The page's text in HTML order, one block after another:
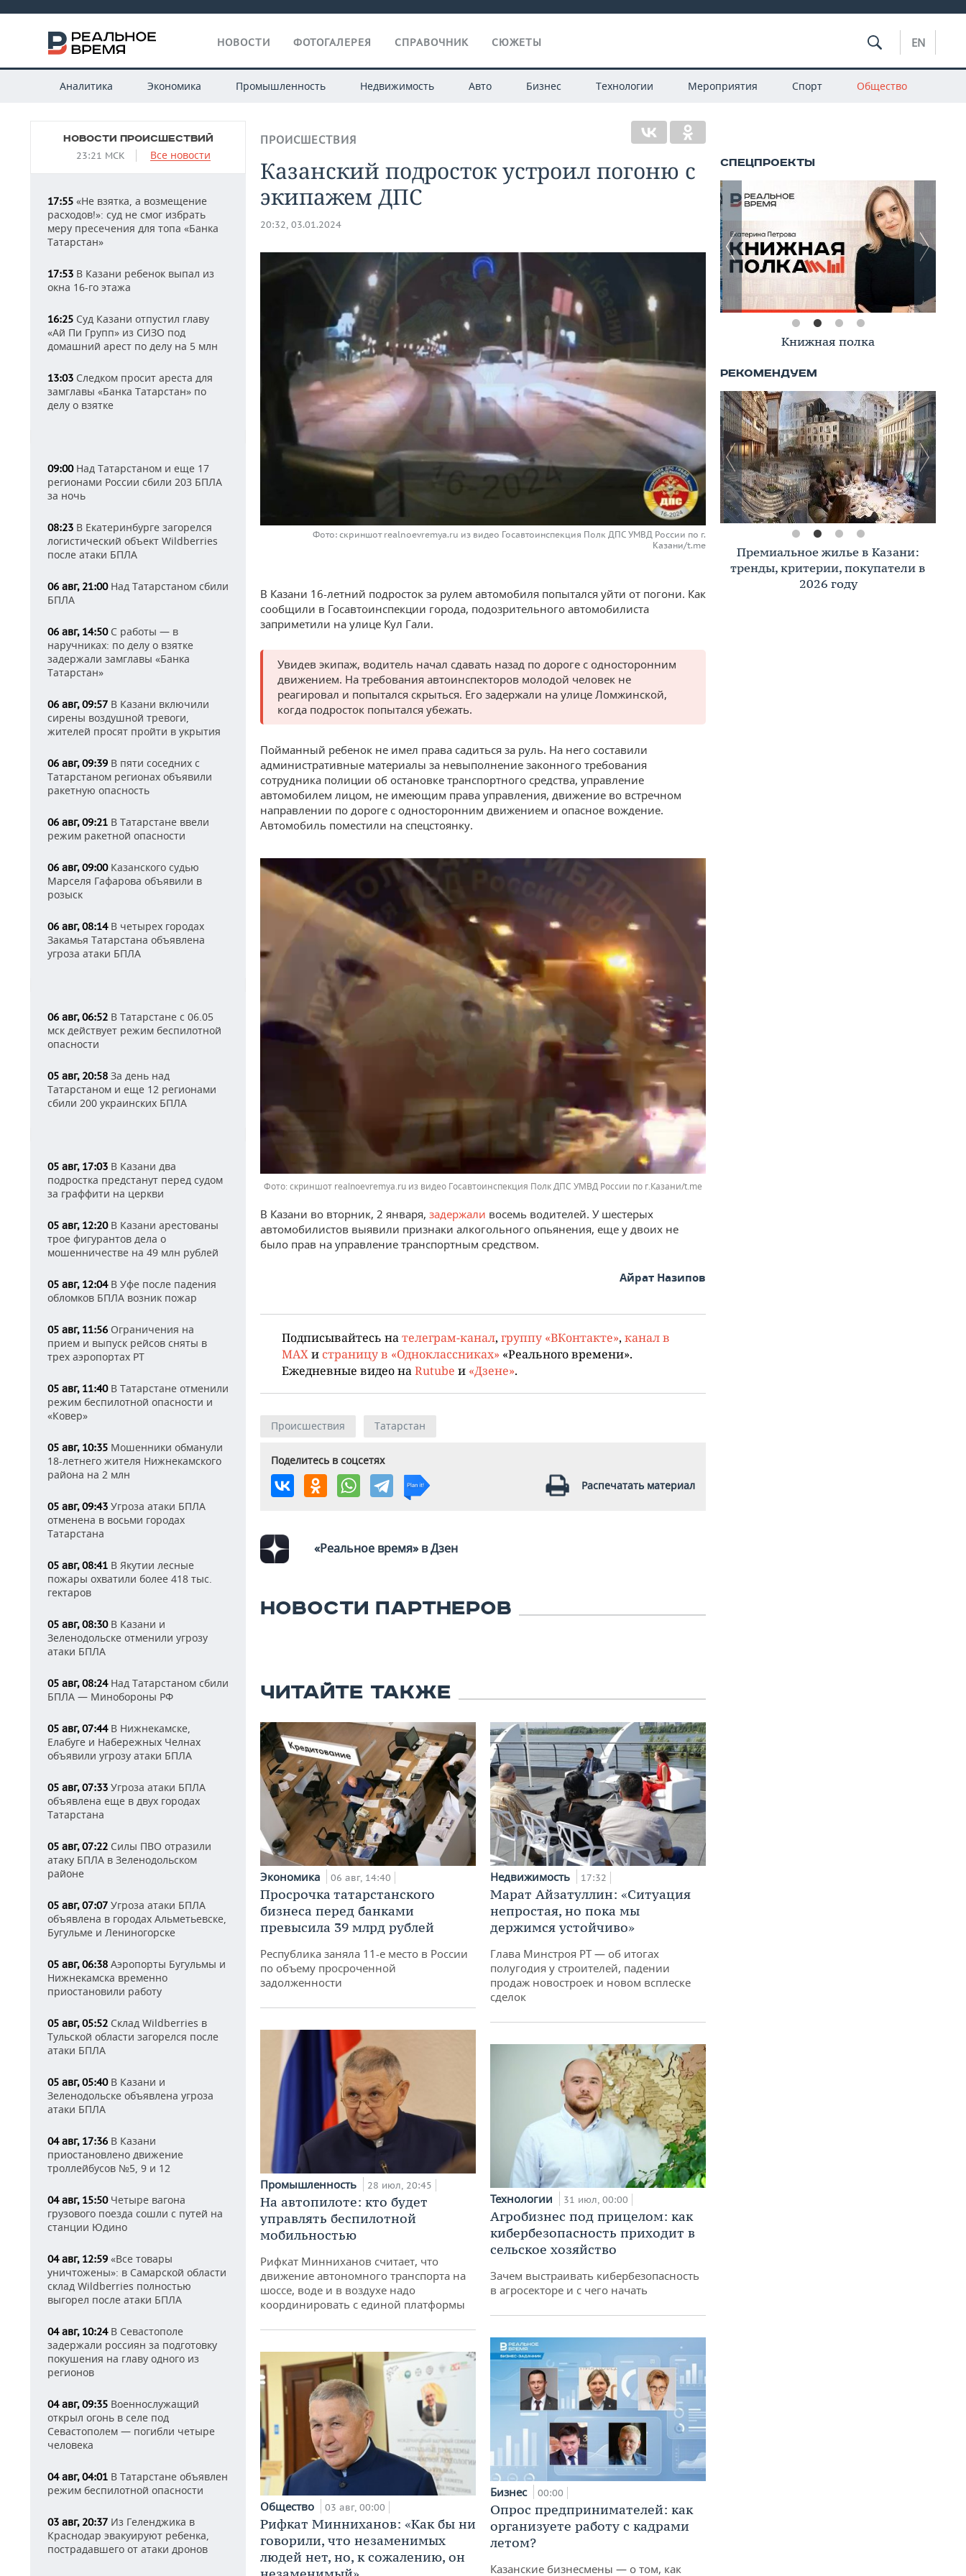
НОВОСТИ ФОТОГАЛЕРЕЯ СПРАВОЧНИК СЮЖЕТЫ EN
Аналитика Экономика Промышленность Недвижимость Авто Бизнес Технологии Мероприятия Спорт Общество
НОВОСТИ ПРОИСШЕСТВИЙ
23:21 МСК Все новости
17:55 «Не взятка, а возмещение
расходов!»: суд не смог избрать
меру пресечения для топа «Банка
Татарстан»
17:53 В Казани ребенок выпал из
окна 16-го этажа
16:25 Суд Казани отпустил главу
«Ай Пи Групп» из СИЗО под
домашний арест по делу на 5 млн
13:03 Следком просит ареста для
замглавы «Банка Татарстан» по
делу о взятке
09:00Над Татарстаном и еще 17
регионами России сбили 203 БПЛА
за ночь
08:23 В Екатеринбурге загорелся
логистический объект Wildberries
после атаки БПЛА
06 авг, 21:00Над Татарстаном сбили
БПЛА
06 авг, 14:50С работы — в
наручниках: по делу о взятке
задержали замглавы «Банка
Татарстан»
06 авг, 09:57 В Казани включили
сирены воздушной тревоги,
жителей просят пройти в укрытия
06 авг, 09:39 В пяти соседних с
Татарстаном регионах объявили
ракетную опасность
06 авг, 09:21 В Татарстане ввели
режим ракетной опасности
06 авг, 09:00Казанского судью
Марселя Гафарова объявили в
розыск
06 авг, 08:14В четырех городах
Закамья Татарстана объявлена
угроза атаки БПЛА
06 авг, 06:52 В Татарстане с 06.05
мск действует режим беспилотной
опасности
05 авг, 20:58 За день над
Татарстаном и еще 12 регионами
сбили 200 украинских БПЛА
05 авг, 17:03 В Казани два
подростка предстанут перед судом
за граффити на церкви
05 авг, 12:20В Казани арестованы
трое фигурантов дела о
мошенничестве на 49 млн рублей
05 авг, 12:04В Уфе после падения
обломков БПЛА возник пожар
05 авг, 11:56 Ограничения на
прием и выпуск рейсов сняты в
трех аэропортах РТ
05 авг, 11:40В Татарстане отменили
режим беспилотной опасности и
«Ковер»
05 авг, 10:35 Мошенники обманули
18-летнего жителя Нижнекамского
района на 2 млн
05 авг, 09:43 Угроза атаки БПЛА
отменена в восьми городах
Татарстана
05 авг, 08:41 В Якутии лесные
пожары охватили более 418 тыс.
гектаров
05 авг, 08:30В Казани и
Зеленодольске отменили угрозу
атаки БПЛА
05 авг, 08:24Над Татарстаном сбили
БПЛА — Минобороны РФ
05 авг, 07:44В Нижнекамске,
Елабуге и Набережных Челнах
объявили угрозу атаки БПЛА
05 авг, 07:33 Угроза атаки БПЛА
объявлена еще в двух городах
Татарстана
05 авг, 07:22 Силы ПВО отразили
атаку БПЛА в Зеленодольском
районе
05 авг, 07:07 Угроза атаки БПЛА
объявлена в городах Альметьевске,
Бугульме и Лениногорске
05 авг, 06:38 Аэропорты Бугульмы и
Нижнекамска временно
приостановили работу
05 авг, 05:52 Склад Wildberries в
Тульской области загорелся после
атаки БПЛА
05 авг, 05:40В Казани и
Зеленодольске объявлена угроза
атаки БПЛА
04 авг, 17:36 В Казани
приостановлено движение
троллейбусов №5, 9 и 12
04 авг, 15:50Четыре вагона
грузового поезда сошли с путей на
станции Юдино
04 авг, 12:59 «Все товары
уничтожены»: в Самарской области
склад Wildberries полностью
выгорел после атаки БПЛА
04 авг, 10:24В Севастополе
задержали россиян за подготовку
покушения на главу одного из
регионов
04 авг, 09:35 Военнослужащий
открыл огонь в селе под
Севастополем — погибли четыре
человека
04 авг, 04:01 В Татарстане объявлен
режим беспилотной опасности
03 авг, 20:37 Из Геленджика в
Краснодар эвакуируют ребенка,
пострадавшего от атаки дронов
ПРОИСШЕСТВИЯ
Казанский подросток устроил погоню с
экипажем ДПС
20:32, 03.01.2024
Фото: скриншот realnoevremya.ru из видео Госавтоинспекция Полк ДПС УМВД России по г.
Казани/t.me
В Казани 16-летний подросток за рулем автомобиля попытался уйти от погони. Как
сообщили в Госавтоинспекции города, подозрительного автомобилиста
заприметили на улице Кул Гали.
Увидев экипаж, водитель начал сдавать назад по дороге с односторонним
движением. На требования автоинспекторов молодой человек не
реагировал и попытался скрыться. Его задержали на улице Ломжинской,
когда подросток попытался убежать.
Пойманный ребенок не имел права садиться за руль. На него составили
административные материалы за невыполнение законного требования
сотрудника полиции об остановке транспортного средства, управление
автомобилем лицом, не имеющим права управления, движение во встречном
направлении по дороге с односторонним движением и опасное вождение.
Автомобиль поместили на спецстоянку.
скриншот realnoevremya.ru из видео Госавтоинспекция Полк ДПС УМВД России по г.Казани/t.me
В Казани во вторник, 2 января, задержали восемь водителей. У шестерых
автомобилистов выявили признаки алкогольного опьянения, еще у двоих не
было прав на управление транспортным средством.
Айрат Назипов
Подписывайтесь нателеграм-канал, группу «ВКонтакте», канал в
MAXи страницу в «Одноклассниках» «Реального времени».
Ежедневные видео наRutube и «Дзене».
Происшествия Татарстан
Поделитесь в соцсетях
Распечатать материал
«Реальное время» в Дзен
НОВОСТИ ПАРТНЕРОВ
ЧИТАЙТЕ ТАКЖЕ
Экономика 06 авг, 14:40
Просрочка татарстанского
бизнеса перед банками
превысила 39 млрд рублей
Республика заняла 11-е место в России
по объему просроченной
задолженности
Промышленность 28 июл, 20:45
На автопилоте: кто будет
управлять беспилотной
мобильностью
Рифкат Минниханов считает, что
движение автономного транспорта на
шоссе, воде и в воздухе надо
координировать с единой платформы
Общество 03 авг, 00:00
Рифкат Минниханов: «Как бы ни
говорили, что незаменимых
людей нет, но, к сожалению, он
Недвижимость 17:32
Марат Айзатуллин: «Ситуация
непростая, но пока мы
держимся устойчиво»
Глава Минстроя РТ — об итогах
полугодия у строителей, падении
продаж новостроек и новом всплеске
сделок
Технологии 31 июл, 00:00
Агробизнес под прицелом: как
кибербезопасность приходит в
сельское хозяйство
Зачем выстраивать кибербезопасность
в агросекторе и с чего начать
Бизнес 00:00
Опрос предпринимателей: как
организуете работу с кадрами
летом?
Казанские бизнесмены — о том, как
Книжная полка
Премиальное жилье в Казани:
тренды, критерии, покупатели в
2026 году